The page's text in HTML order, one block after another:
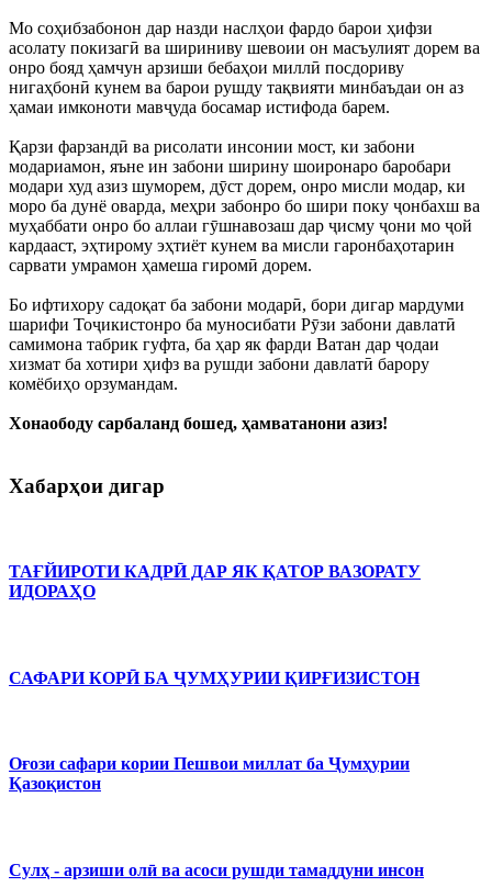
Мо соҳибзабонон дар назди наслҳои фардо барои ҳифзи
асолату покизагӣ ва шириниву шевоии он масъулият дорем ва
онро бояд ҳамчун арзиши бебаҳои миллӣ посдориву
нигаҳбонӣ кунем ва барои рушду тақвияти минбаъдаи он аз
ҳамаи имконоти мавҷуда босамар истифода барем.
Қарзи фарзандӣ ва рисолати инсонии мост, ки забони
модариамон, яъне ин забони ширину шоиронаро баробари
модари худ азиз шуморем, дӯст дорем, онро мисли модар, ки
моро ба дунё оварда, меҳри забонро бо шири поку ҷонбахш ва
муҳаббати онро бо аллаи гӯшнавозаш дар ҷисму ҷони мо ҷой
кардааст, эҳтирому эҳтиёт кунем ва мисли гаронбаҳотарин
сарвати умрамон ҳамеша гиромӣ дорем.
Бо ифтихору садоқат ба забони модарӣ, бори дигар мардуми
шарифи Тоҷикистонро ба муносибати Рӯзи забони давлатӣ
самимона табрик гуфта, ба ҳар як фарди Ватан дар ҷодаи
хизмат ба хотири ҳифз ва рушди забони давлатӣ барору
комёбиҳо орзумандам.
Хонаободу сарбаланд бошед, ҳамватанони азиз!
Хабарҳои дигар
ТАҒЙИРОТИ КАДРӢ ДАР ЯК ҚАТОР ВАЗОРАТУ
ИДОРАҲО
САФАРИ КОРӢ БА ҶУМҲУРИИ ҚИРҒИЗИСТОН
Оғози сафари кории Пешвои миллат ба Ҷумҳурии
Қазоқистон
Сулҳ - арзиши олӣ ва асоси рушди тамаддуни инсон